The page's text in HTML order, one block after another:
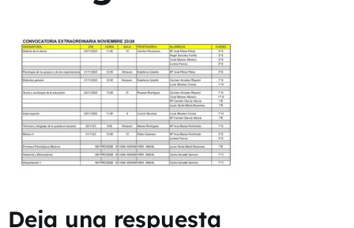
Deja una respuesta